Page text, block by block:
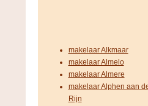
makelaar Alkmaar
makelaar Almelo
makelaar Almere
makelaar Alphen aan
Rijn